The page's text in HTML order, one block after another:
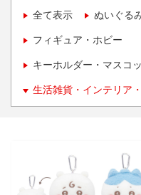
全て表示 ぬいぐる
フィギュア・ホビー
キーホルダー・マスコ
生活雑貨・インテリア